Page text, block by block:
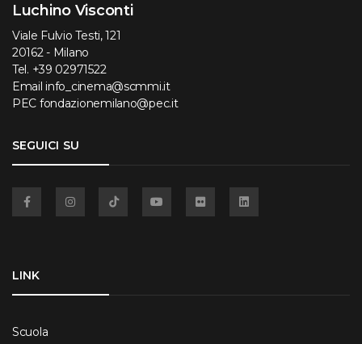
Luchino Visconti
Viale Fulvio Testi, 121
20162 - Milano
Tel. +39 02971522
Email info_cinema@scmmi.it
PEC fondazionemilano@pec.it
SEGUICI SU
LINK
Scuola